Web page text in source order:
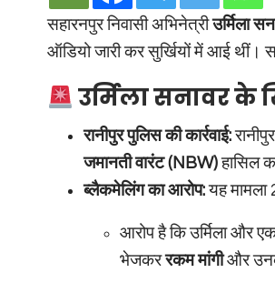
सहारनपुर निवासी अभिनेत्रीउर्मिला
ऑडियो जारी कर सुर्खियों में आई थीं।
उर्मिला सनावर
रानीपुर पुलिस की कार्रवाई:
जमानती वारंट (NBW)हासिल
ब्लैकमेलिंग का आरोप:यह मामला
आरोप है कि उर्मिला और
भेजकररकम मांगीऔर